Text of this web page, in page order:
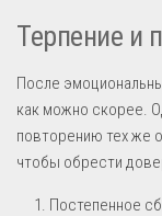
Терпение и
После
как можно скорее.
повторению тех же
чтобы обрести
Постепенное